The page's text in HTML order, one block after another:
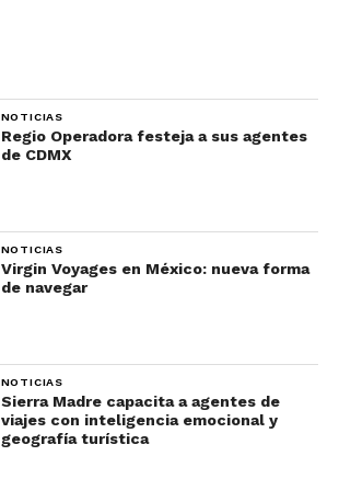
NOTICIAS
Regio Operadora festeja a sus agentes
de CDMX
NOTICIAS
Virgin Voyages en México: nueva forma
de navegar
NOTICIAS
Sierra Madre capacita a agentes de
viajes con inteligencia emocional y
geografía turística